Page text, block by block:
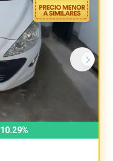
10.29%